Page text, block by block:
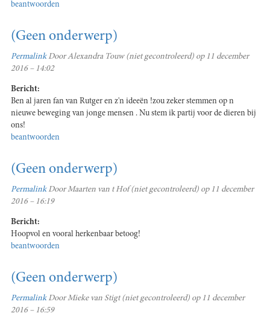
beantwoorden
(Geen onderwerp)
PermalinkDoorAlexandra Touw (niet gecontroleerd) op 11 december
2016 – 14:02
Bericht:
Ben al jaren fan van Rutger en z'n ideeën !zou zeker stemmen op n
nieuwe beweging van jonge mensen . Nu stem ik partij voor de dieren bij
ons!
beantwoorden
(Geen onderwerp)
PermalinkDoorMaarten van t Hof (niet gecontroleerd) op 11 december
2016 – 16:19
Bericht:
Hoopvol en vooral herkenbaar betoog!
beantwoorden
(Geen onderwerp)
PermalinkDoorMieke van Stigt (niet gecontroleerd) op 11 december
2016 – 16:59